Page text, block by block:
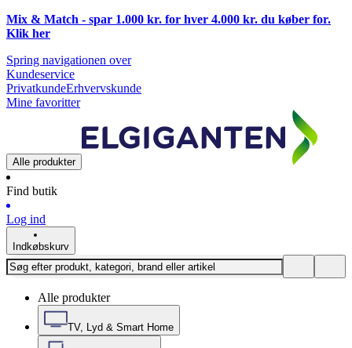
Mix & Match - spar 1.000 kr. for hver 4.000 kr. du køber for.
Klik her
Spring navigationen over
Kundeservice
PrivatkundeErhvervskunde
Mine favoritter
Alle produkter
Find butik
Log ind
Indkøbskurv
Alle produkter
TV, Lyd & Smart Home